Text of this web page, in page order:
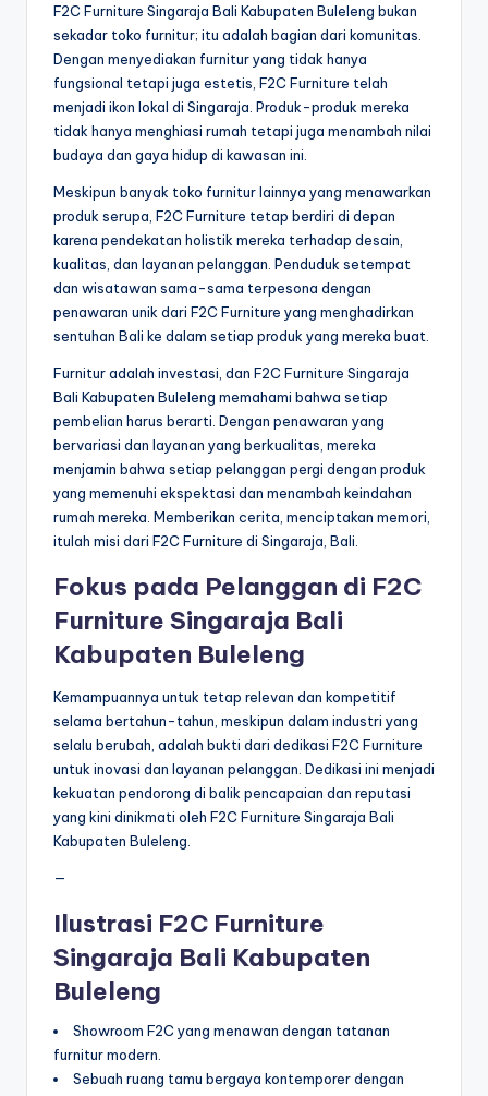
F2C Furniture Singaraja Bali Kabupaten Buleleng bukan
sekadar toko furnitur; itu adalah bagian dari komunitas.
Dengan menyediakan furnitur yang tidak hanya
fungsional tetapi juga estetis, F2C Furniture telah
menjadi ikon lokal di Singaraja. Produk-produk mereka
tidak hanya menghiasi rumah tetapi juga menambah nilai
budaya dan gaya hidup di kawasan ini.
Meskipun banyak toko furnitur lainnya yang menawarkan
produk serupa, F2C Furniture tetap berdiri di depan
karena pendekatan holistik mereka terhadap desain,
kualitas, dan layanan pelanggan. Penduduk setempat
dan wisatawan sama-sama terpesona dengan
penawaran unik dari F2C Furniture yang menghadirkan
sentuhan Bali ke dalam setiap produk yang mereka buat.
Furnitur adalah investasi, dan F2C Furniture Singaraja
Bali Kabupaten Buleleng memahami bahwa setiap
pembelian harus berarti. Dengan penawaran yang
bervariasi dan layanan yang berkualitas, mereka
menjamin bahwa setiap pelanggan pergi dengan produk
yang memenuhi ekspektasi dan menambah keindahan
rumah mereka. Memberikan cerita, menciptakan memori,
itulah misi dari F2C Furniture di Singaraja, Bali.
Fokus pada Pelanggan di F2C
Furniture Singaraja Bali
Kabupaten Buleleng
Kemampuannya untuk tetap relevan dan kompetitif
selama bertahun-tahun, meskipun dalam industri yang
selalu berubah, adalah bukti dari dedikasi F2C Furniture
untuk inovasi dan layanan pelanggan. Dedikasi ini menjadi
kekuatan pendorong di balik pencapaian dan reputasi
yang kini dinikmati oleh F2C Furniture Singaraja Bali
Kabupaten Buleleng.
—
Ilustrasi F2C Furniture
Singaraja Bali Kabupaten
Buleleng
Showroom F2C yang menawan dengan tatanan
furnitur modern.
Sebuah ruang tamu bergaya kontemporer dengan